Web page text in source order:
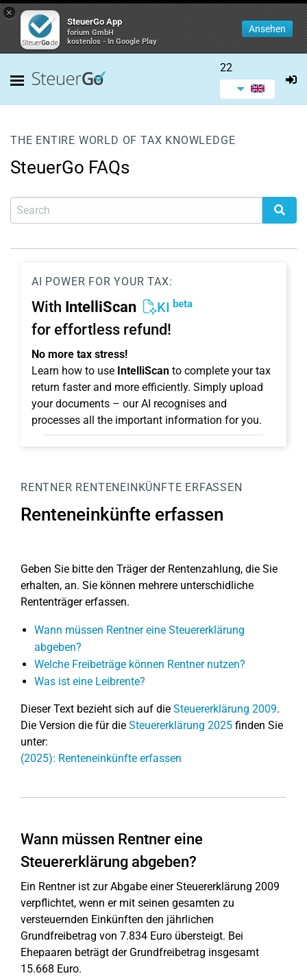
×
SteuerGo App
forium GmbH
kostenlos - In Google Play
Ansehen
22
THE ENTIRE WORLD OF TAX KNOWLEDGE
SteuerGo FAQs
AI POWER FOR YOUR TAX:
With IntelliScan KI beta
for effortless refund!
No more tax stress!
Learn how to use IntelliScan to complete your tax
return faster and more efficiently. Simply upload
your documents – our AI recognises and
processes all the important information for you.
RENTNER RENTENEINKÜNFTE ERFASSEN
Renteneinkünfte erfassen
Geben Sie bitte den Träger der Rentenzahlung, die Sie
erhalten, an. Sie können mehrere unterschidliche
Rententräger erfassen.
Wann müssen Rentner eine Steuererklärung
abgeben?
Welche Freibeträge können Rentner nutzen?
Was ist eine Leibrente?
Dieser Text bezieht sich auf die Steuererklärung 2009.
Die Version die für die Steuererklärung 2025 finden Sie
unter:
(2025): Renteneinkünfte erfassen
Wann müssen Rentner eine
Steuererklärung abgeben?
Ein Rentner ist zur Abgabe einer Steuererklärung 2009
verpflichtet, wenn er mit seinen gesamten zu
versteuernden Einkünften den jährlichen
Grundfreibetrag von 7.834 Euro übersteigt. Bei
Ehepaaren beträgt der Grundfreibetrag insgesamt
15.668 Euro.